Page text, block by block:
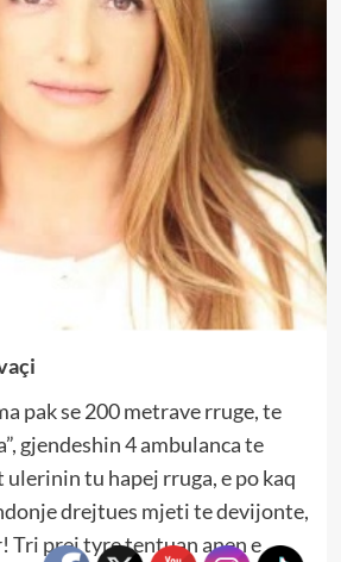
pak se 200 metrave rruge, te
gjendeshin 4 ambulanca te
tu hapej rruga, e po kaq
drejtues mjeti te devijonte,
Tri prej tyre tentuan anen e